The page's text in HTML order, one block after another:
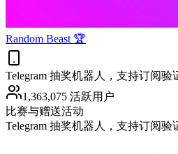
Random Beast 🏆
Telegram 抽奖机器人，支持订阅验
1,363,075 活跃用户
比赛与赠送活动
Telegram 抽奖机器人，支持订阅验